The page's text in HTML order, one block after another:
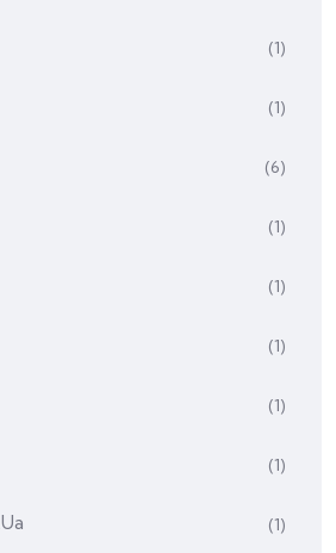
(1)
(1)
(6)
(1)
(1)
(1)
(1)
(1)
(1)